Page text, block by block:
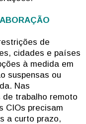
de
cidades e países
à medida em
suspensas ou
Nas
trabalho remoto
CIOs precisam
a curto prazo,